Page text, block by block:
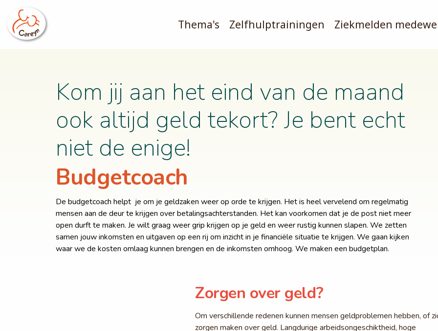
Thema's Zelfhulptrainingen Ziekmelden
Kom jij aan het eind van de maand
ook altijd geld tekort? Je bent echt
niet de enige!
Budgetcoach
De budgetcoach helpt je om je geldzaken weer op orde te krijgen. Het is heel vervelend om regelmatig
mensen aan de deur te krijgen over betalingsachterstanden. Het kan voorkomen dat je de post niet meer
open durft te maken. Je wilt graag weer grip krijgen op je geld en weer rustig kunnen slapen. We zetten
samen jouw inkomsten en uitgaven op een rij om inzicht in je financiële situatie te krijgen. We gaan kijken
waar we de kosten omlaag kunnen brengen en de inkomsten omhoog. We maken een budgetplan.
Zorgen over geld?
Om verschillende redenen kunnen mensen geldproblemen hebben, of
zorgen maken over geld. Langdurige arbeidsongeschiktheid, hoge